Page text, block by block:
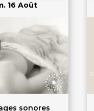
16 Août
sonores